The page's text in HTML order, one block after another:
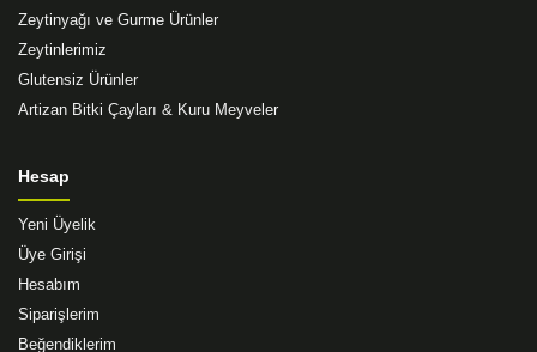
Zeytinyağı ve Gurme Ürünler
Zeytinlerimiz
Glutensiz Ürünler
Artizan Bitki Çayları & Kuru Meyveler
Hesap
Yeni Üyelik
Üye Girişi
Hesabım
Siparişlerim
Beğendiklerim